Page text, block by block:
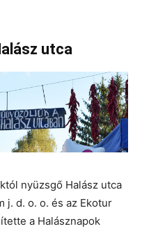
utca
nyüzsgő Halász utca
j. d. o. o. és az Ekotur
a Halásznapok